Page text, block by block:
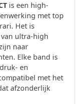
is een high-
met top
Het is
ultra-high
naar
Elke band is
en
met het
afzonderlijk